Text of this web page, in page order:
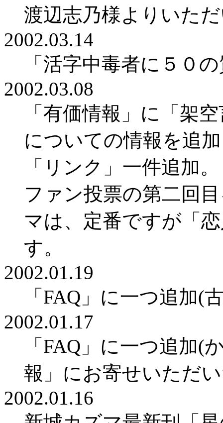
渡辺志乃様よりいた
2002.03.14
「活字中毒者に５０
2002.03.08
「有価情報」に「架
についての情報を追
「リンク」一件追加。
ファン投票の第二回
マは、定番ですが「
す。
2002.01.19
「FAQ」に一つ追加(
2002.01.17
「FAQ」に一つ追加(
報」にお寄せいただ
2002.01.16